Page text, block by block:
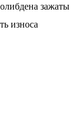
зажаты
износа